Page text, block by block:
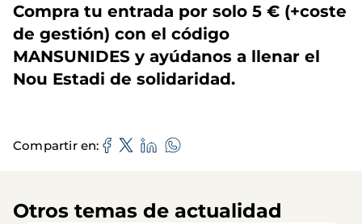
Compra tu entrada por solo 5 € (+coste
de gestión) con el código
MANSUNIDES y ayúdanos a llenar el
Nou Estadi de solidaridad.
Compartir en
Otros temas de actualidad